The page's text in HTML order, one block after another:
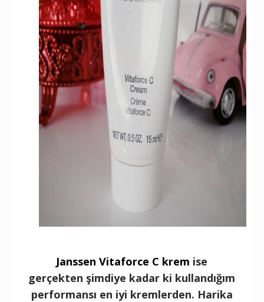
Janssen Vitaforce C krem ise
gerçekten şimdiye kadar ki kullandığım
performansı en iyi kremlerden. Harika